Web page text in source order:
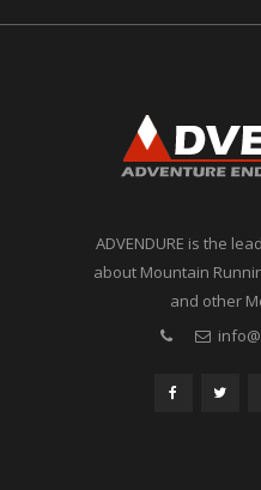
ADVENDURE is the
about Mountain
and other